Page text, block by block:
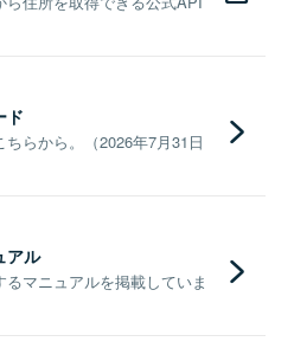
ド
らから。（2026年7月31日
アル
マニュアルを掲載していま